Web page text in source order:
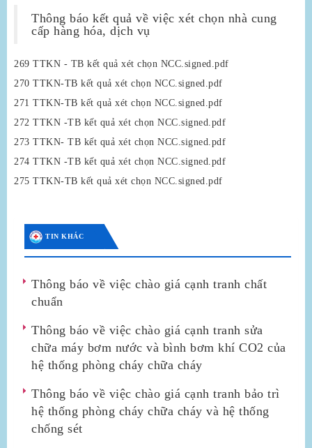
Thông báo kết quả về việc xét chọn nhà cung
cấp hàng hóa, dịch vụ
269 TTKN - TB kết quả xét chọn NCC.signed.pdf
270 TTKN-TB kết quả xét chọn NCC.signed.pdf
271 TTKN-TB kết quả xét chọn NCC.signed.pdf
272 TTKN -TB kết quả xét chọn NCC.signed.pdf
273 TTKN- TB kết quả xét chọn NCC.signed.pdf
274 TTKN -TB kết quả xét chọn NCC.signed.pdf
275 TTKN-TB kết quả xét chọn NCC.signed.pdf
TIN KHÁC
Thông báo về việc chào giá cạnh tranh chất
chuẩn
Thông báo về việc chào giá cạnh tranh sửa
chữa máy bơm nước và bình bơm khí CO2 của
hệ thống phòng cháy chữa cháy
Thông báo về việc chào giá cạnh tranh bảo trì
hệ thống phòng cháy chữa cháy và hệ thống
chống sét